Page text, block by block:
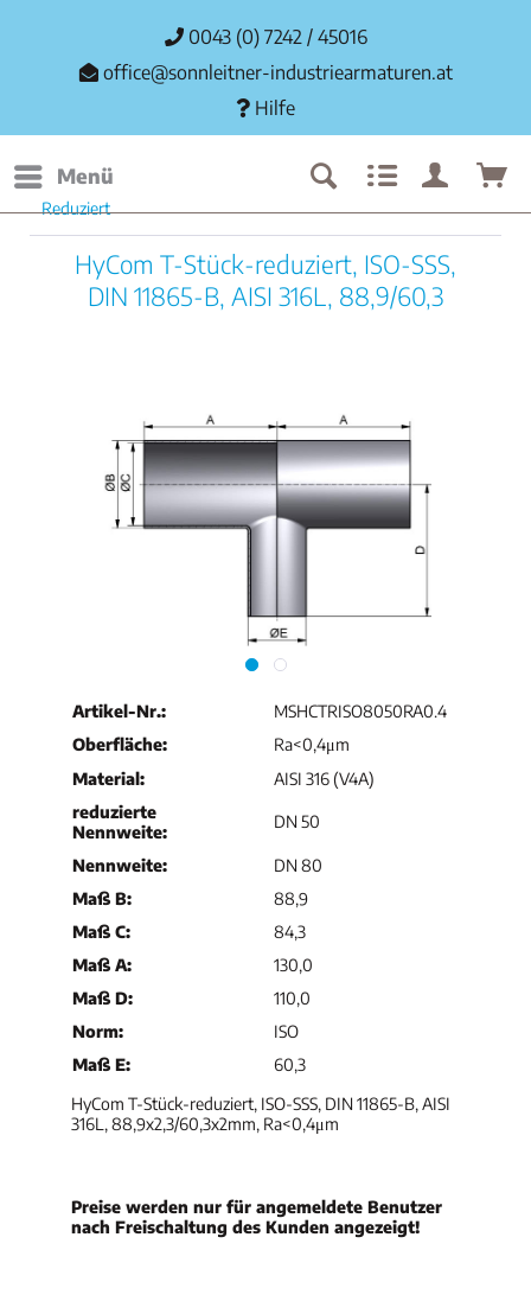
0043 (0) 7242 / 45016
office@sonnleitner-industriearmaturen.at
Hilfe
Menü
Reduziert
HyCom T-Stück-reduziert, ISO-SSS,
DIN 11865-B, AISI 316L, 88,9/60,3
Artikel-Nr.:
MSHCTRISO8050RA0.4
Oberfläche:
Ra<0,4μm
Material:
AISI 316 (V4A)
reduzierte
Nennweite:
DN 50
Nennweite:
DN 80
Maß B:
88,9
Maß C:
84,3
Maß A:
130,0
Maß D:
110,0
Norm:
ISO
Maß E:
60,3
HyCom T-Stück-reduziert, ISO-SSS, DIN 11865-B, AISI
316L, 88,9x2,3/60,3x2mm, Ra<0,4μm
Preise werden nur für angemeldete Benutzer
nach Freischaltung des Kunden angezeigt!